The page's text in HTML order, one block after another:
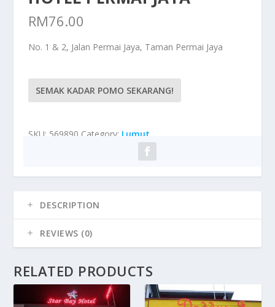
RM76.00
No. 1 & 2, Jalan Permai Jaya, Taman Permai Jaya
SEMAK KADAR POMO SEKARANG!
SKU: 569890 Category: Lumut
DESCRIPTION
REVIEWS (0)
RELATED PRODUCTS